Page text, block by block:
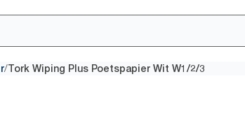
/Tork Wiping Plus Poetspapier Wit W1/2/3